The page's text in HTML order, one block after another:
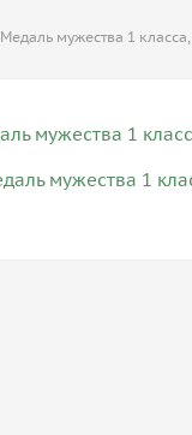
Медаль мужества 1